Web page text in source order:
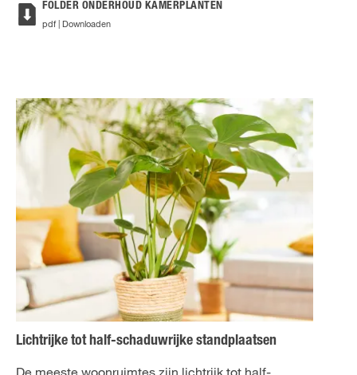
FOLDER ONDERHOUD KAMERPLANTEN
pdf | Downloaden
Lichtrijke tot half-schaduwrijke standplaatsen